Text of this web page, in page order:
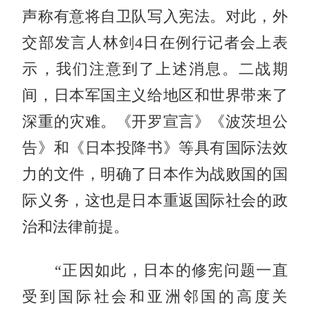
声称有意将自卫队写入宪法。对此，外
交部发言人林剑4日在例行记者会上表
示，我们注意到了上述消息。二战期
间，日本军国主义给地区和世界带来了
深重的灾难。《开罗宣言》《波茨坦公
告》和《日本投降书》等具有国际法效
力的文件，明确了日本作为战败国的国
际义务，这也是日本重返国际社会的政
治和法律前提。
“正因如此，日本的修宪问题一直
受到国际社会和亚洲邻国的高度关